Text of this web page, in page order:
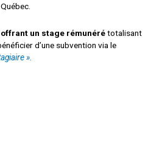
offrant un stage rémunérétotalisant
d’une subvention via le
».